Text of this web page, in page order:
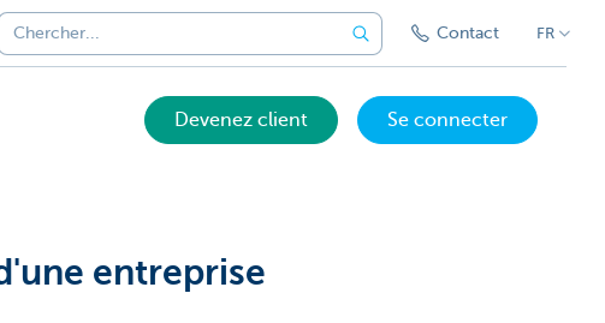
Contact FR
Devenez client Se connecter
entreprise